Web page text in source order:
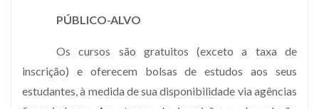
PÚBLICO-ALVO
Os cursos são gratuitos (exceto a taxa de
inscrição) e oferecem bolsas de estudos aos seus
estudantes, à medida de sua disponibilidade via agências